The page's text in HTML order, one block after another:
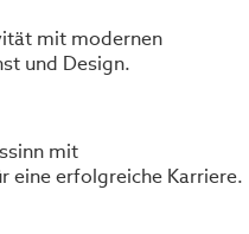
mit modernen
und Design.
mit
eine erfolgreiche Karriere.